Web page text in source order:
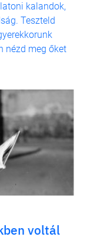
kalandok,
Teszteld
nézd meg őket
voltál